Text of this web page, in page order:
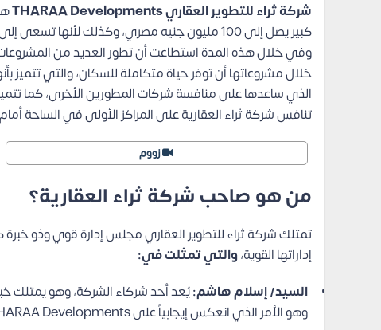
شركة ثراء للتطوير العقاري THARAA Developments
كبير يصل إلى 100 مليون جنيه مصري، وكذلك لأنها تسعى إلى تقديم فكر جديد ومختلف داخل السوق العقاري عن طريق المشروعات التي تقدمها.
وفي خلال هذه المدة استطاعت أن تطور العديد من
خلال مشروعاتها أن توفر حياة متكاملة للسكان، والتي تتميز
الذي ساعدها على منافسة شركات المطورين الأخرى، كما
تنافس شركة ثراء العقارية على المراكز الأولى في الساحة
زووم
من هو صاحب شركة ثراء العقارية؟
تمتلك شركة ثراء للتطوير العقاري مجلس إدارة قوي وذو
إداراتها القوية،والتي تمثلت في:
السيد/ إسلام هاشم:يُعد أحد شركاء الشركة، وهو يمتلك
وهو الأمر الذي انعكس إيجابياً على THARAA Developments، حيث استطاع تقديم حلولاً مُبتكرة بإتباع استراتيجيات مميزة.